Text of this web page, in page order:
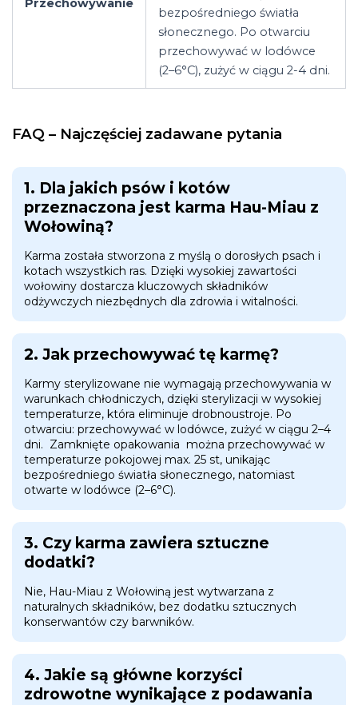
Przechowywanie
bezpośredniego światła
słonecznego. Po otwarciu
przechowywać w lodówce
(2–6°C), zużyć w ciągu 2-4 dni.
FAQ – Najczęściej zadawane pytania
1. Dla jakich psów i kotów
przeznaczona jest karma Hau-Miau z
Wołowiną?
Karma została stworzona z myślą o dorosłych psach i
kotach wszystkich ras. Dzięki wysokiej zawartości
wołowiny dostarcza kluczowych składników
odżywczych niezbędnych dla zdrowia i witalności.
2. Jak przechowywać tę karmę?
Karmy sterylizowane nie wymagają przechowywania w
warunkach chłodniczych, dzięki sterylizacji w wysokiej
temperaturze, która eliminuje drobnoustroje. Po
otwarciu: przechowywać w lodówce, zużyć w ciągu 2–4
dni. Zamknięte opakowania można przechowywać w
temperaturze pokojowej max. 25 st, unikając
bezpośredniego światła słonecznego, natomiast
otwarte w lodówce (2–6°C).
3. Czy karma zawiera sztuczne
dodatki?
Nie, Hau-Miau z Wołowiną jest wytwarzana z
naturalnych składników, bez dodatku sztucznych
konserwantów czy barwników.
4. Jakie są główne korzyści
zdrowotne wynikające z podawania